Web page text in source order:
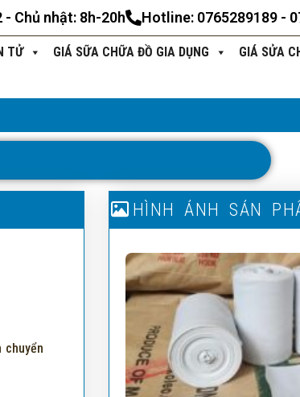
Chủ nhật: 8h-20h Hotline: 0765289189 -
TỬ GIÁ SỮA CHỮA ĐỒ GIA DỤNG GIÁ SỬA
N PHẨM
chuyển
HÌ NH ẢNH SẢN PH